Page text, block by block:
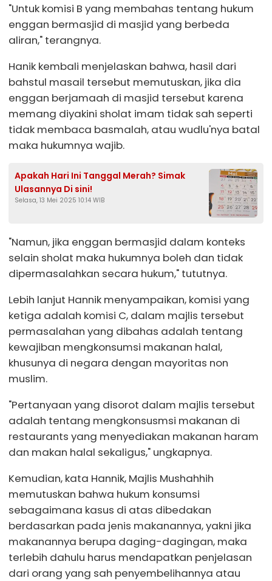
"Untuk komisi B yang membahas tentang hukum
enggan bermasjid di masjid yang berbeda
aliran," terangnya.
Hanik kembali menjelaskan bahwa, hasil dari
bahstul masail tersebut memutuskan, jika dia
enggan berjamaah di masjid tersebut karena
memang diyakini sholat imam tidak sah seperti
tidak membaca basmalah, atau wudlu'nya batal
maka hukumnya wajib.
Apakah Hari Ini Tanggal Merah? Simak
Ulasannya Di sini!
Selasa, 13 Mei 2025 10:14 WIB
"Namun, jika enggan bermasjid dalam konteks
selain sholat maka hukumnya boleh dan tidak
dipermasalahkan secara hukum," tututnya.
Lebih lanjut Hannik menyampaikan, komisi yang
ketiga adalah komisi C, dalam majlis tersebut
permasalahan yang dibahas adalah tentang
kewajiban mengkonsumsi makanan halal,
khusunya di negara dengan mayoritas non
muslim.
"Pertanyaan yang disorot dalam majlis tersebut
adalah tentang mengkonsusmsi makanan di
restaurants yang menyediakan makanan haram
dan makan halal sekaligus," ungkapnya.
Kemudian, kata Hannik, Majlis Mushahhih
memutuskan bahwa hukum konsumsi
sebagaimana kasus di atas dibedakan
berdasarkan pada jenis makanannya, yakni jika
makanannya berupa daging-dagingan, maka
terlebih dahulu harus mendapatkan penjelasan
dari orang yang sah penyembelihannya atau